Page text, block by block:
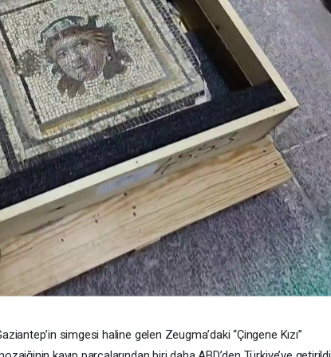
simgesi haline gelen Zeugma’daki “Çingene Kızı”